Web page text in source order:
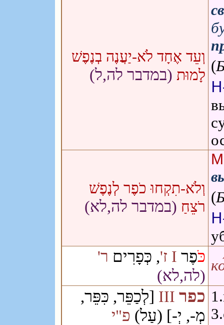
(
וְעֵד אֶחָד לֹא-יַעֲנֶה בְנֶפֶשׁ
לָמוּת (במדבר לה,ל)
(
וְלֹא-תִקְחוּ כֹפֶר לְנֶפֶשׁ
רֹצֵחַ (במדבר לה,לא)
כֹּפֶר I ז', כְּפָרִים ר'
(לה,לא)
כפר III [לְכַפֵּר, כִּפֵּר,
מְ-, יְ-] (עַל) פ"י